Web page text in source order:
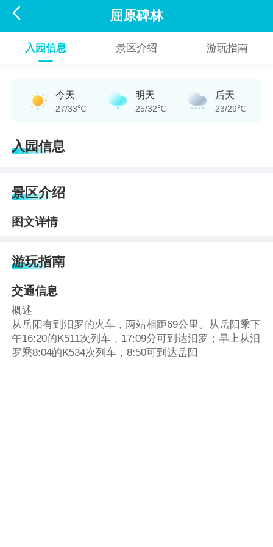
 屈原碑林
入园信息 景区介绍 游玩指南
今天
27/33℃
明天
25/32℃
后天
23/29℃
入园信息
景区介绍
图文详情
游玩指南
交通信息
概述
从岳阳有到汨罗的火车，两站相距69公里。从岳阳乘下
午16:20的K511次列车，17:09分可到达汨罗；早上从汨
罗乘8:04的K534次列车，8:50可到达岳阳